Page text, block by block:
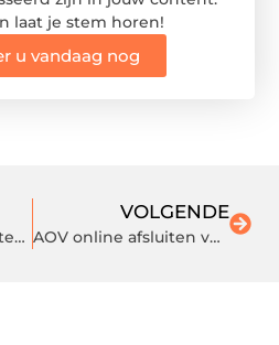
laat je stem horen!
u vandaag nog
Het met kunststof laten spuitgieten van al uw kunststofartikelen voor een veelvoud van uw product
VOLGENDE
AOV online afsluiten voor ZZP’ers